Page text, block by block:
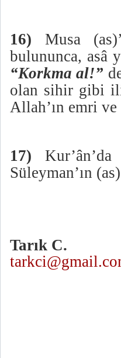
16) Musa
bulununca, asâ
“Korkma al!”
olan sihir gibi
Allah’ın emri
17)
Süleyman’ın
Tarık C.